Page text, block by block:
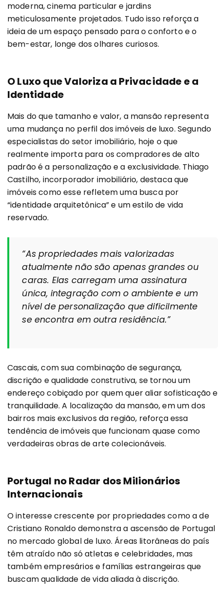
moderna, cinema particular e jardins
meticulosamente projetados. Tudo isso reforça a
ideia de um espaço pensado para o conforto e o
bem-estar, longe dos olhares curiosos.
O Luxo que Valoriza a Privacidade e a
Identidade
Mais do que tamanho e valor, a mansão representa
uma mudança no perfil dos imóveis de luxo. Segundo
especialistas do setor imobiliário, hoje o que
realmente importa para os compradores de alto
padrão é a personalização e a exclusividade. Thiago
Castilho, incorporador imobiliário, destaca que
imóveis como esse refletem uma busca por
“identidade arquitetônica” e um estilo de vida
reservado.
“As propriedades mais valorizadas
atualmente não são apenas grandes ou
caras. Elas carregam uma assinatura
única, integração com o ambiente e um
nível de personalização que dificilmente
se encontra em outra residência.”
Cascais, com sua combinação de segurança,
discrição e qualidade construtiva, se tornou um
endereço cobiçado por quem quer aliar sofisticação e
tranquilidade. A localização da mansão, em um dos
bairros mais exclusivos da região, reforça essa
tendência de imóveis que funcionam quase como
verdadeiras obras de arte colecionáveis.
Portugal no Radar dos Milionários
Internacionais
O interesse crescente por propriedades como a de
Cristiano Ronaldo demonstra a ascensão de Portugal
no mercado global de luxo. Áreas litorâneas do país
têm atraído não só atletas e celebridades, mas
também empresários e famílias estrangeiras que
buscam qualidade de vida aliada à discrição.